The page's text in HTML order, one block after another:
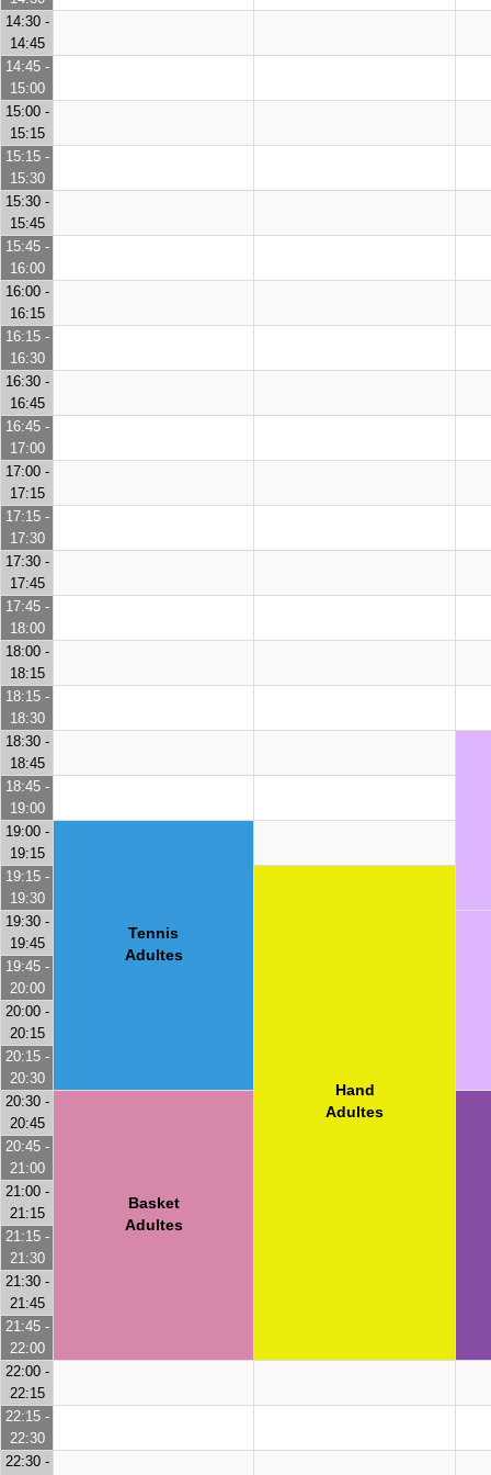
14:30 -
14:45
14:45 -
15:00
15:00 -
15:15
15:15 -
15:30
15:30 -
15:45
15:45 -
16:00
16:00 -
16:15
16:15 -
16:30
16:30 -
16:45
16:45 -
17:00
17:00 -
17:15
17:15 -
17:30
17:30 -
17:45
17:45 -
18:00
18:00 -
18:15
18:15 -
18:30
18:30 -
18:45
18:45 -
19:00
19:00 -
19:15
Tennis
Adultes
19:15 -
19:30
Hand
Adultes
19:30 -
19:45
19:45 -
20:00
20:00 -
20:15
20:15 -
20:30
20:30 -
20:45
Basket
Adultes
20:45 -
21:00
21:00 -
21:15
21:15 -
21:30
21:30 -
21:45
21:45 -
22:00
22:00 -
22:15
22:15 -
22:30
22:30 -